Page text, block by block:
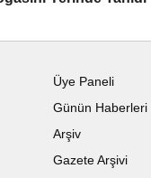
Üye Paneli
Günün Haberleri
Arşiv
Gazete Arşivi